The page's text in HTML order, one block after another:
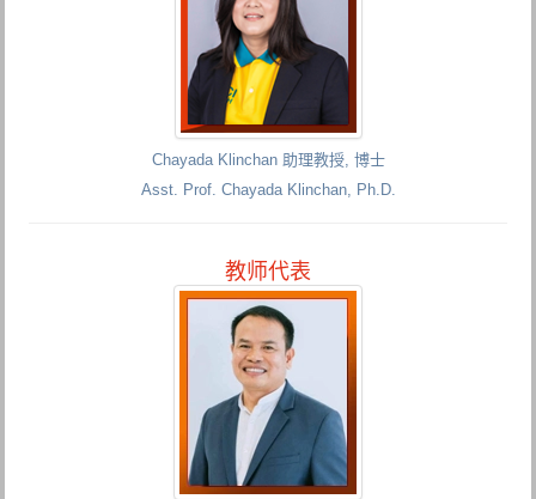
Chayada Klinchan 助理教授, 博士
Asst. Prof. Chayada Klinchan, Ph.D.
教师代表